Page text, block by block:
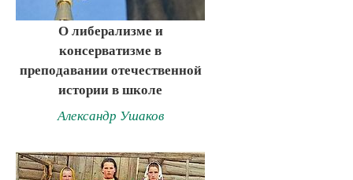
О либерализме и
консерватизме в
преподавании отечественной
истории в школе
Александр Ушаков